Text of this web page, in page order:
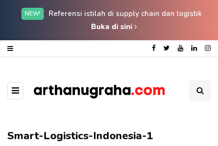
NEW!
Referensi istilah di supply chain dan logistik
Buka di sini
Smart-Logistics-Indonesia-1